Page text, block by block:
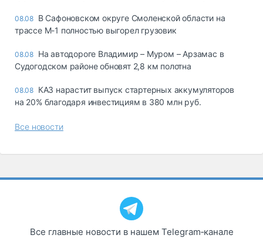
08.08 В Сафоновском округе Смоленской области на
трассе М-1 полностью выгорел грузовик
08.08 На автодороге Владимир – Муром – Арзамас в
Судогодском районе обновят 2,8 км полотна
08.08 КАЗ нарастит выпуск стартерных аккумуляторов
на 20% благодаря инвестициям в 380 млн руб.
Все новости
Все главные новости в нашем Telegram‑канале